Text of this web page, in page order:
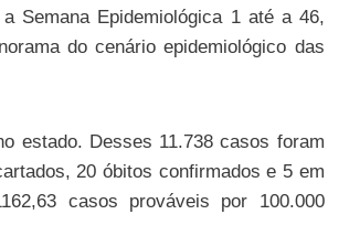
Semana Epidemiológica 1 até a 46,
do cenário epidemiológico das
estado. Desses 11.738 casos foram
20 óbitos confirmados e 5 em
casos prováveis por 100.000